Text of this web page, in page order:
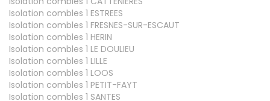
Isolation combles 1 ESTREES
Isolation combles 1 FRESNES-SUR-ESCAUT
Isolation combles 1 HERIN
Isolation combles 1 LE DOULIEU
Isolation combles 1 LILLE
Isolation combles 1 LOOS
Isolation combles 1 PETIT-FAYT
Isolation combles 1 SANTES